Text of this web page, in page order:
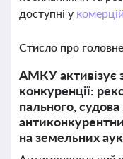
доступні у
Стисло про
АМКУ активізує
конкуренції:
пального,
на земельних